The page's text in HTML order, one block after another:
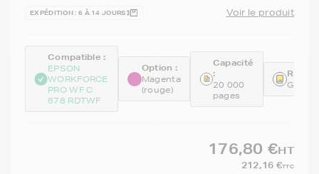
EXPÉDITION : 6 À 14 JOURS Voir le produit
Compatible :
EPSON
WORKFORCE
PRO WF C
878 RDTWF
Option :
Magenta
(rouge)
Capacité
:
20 000
pages
176,80 €HT
212,16 €TTC